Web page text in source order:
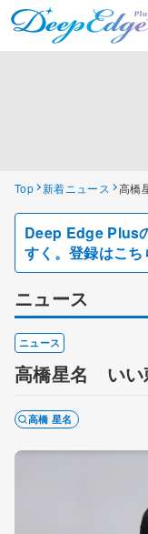
Top 新着ニュース 高橋
Deep Edge Plus
すく。登録はこち
ニュース
ニュース
高橋星名 いい
高橋 星名